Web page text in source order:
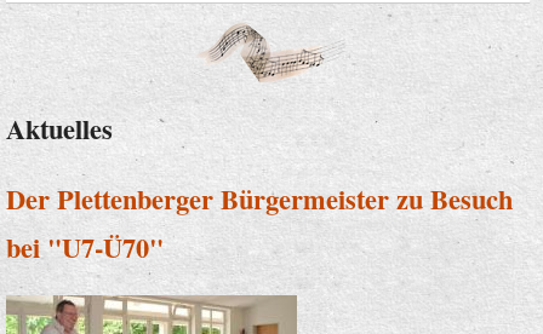
Aktuelles
Der Plettenberger Bürgermeister zu Besuch
bei "U7-Ü70"